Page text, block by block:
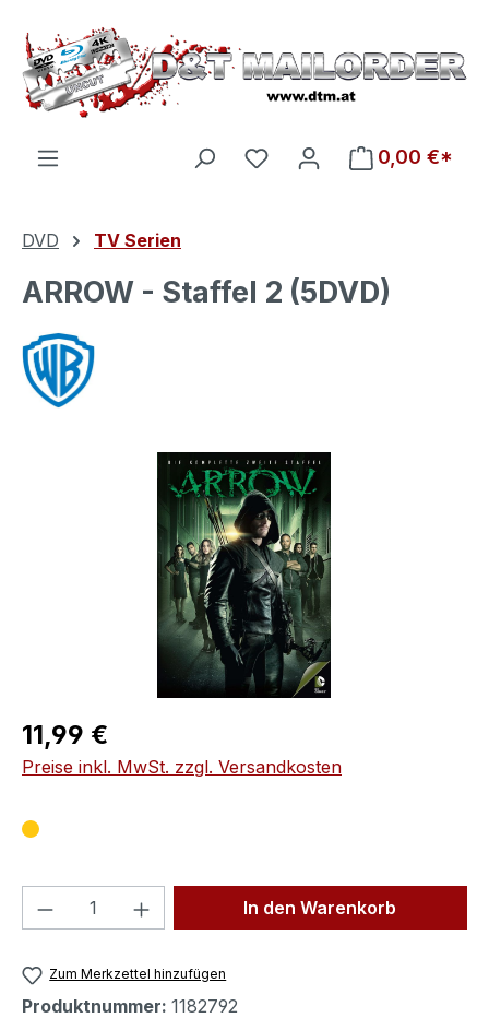
Zum Hauptinhalt springen
Du hast 0 Produkte auf
0,00 €*
DVD TV Serien
ARROW - Staffel 2 (5DVD)
Bildergalerie überspringen
Regulärer Preis:
11,99 €
Preise inkl. MwSt. zzgl. Versandkosten
Produkt Anzahl: Gib denIn den Warenkorb
Zum Merkzettel hinzufügen
Produktnummer: 1182792